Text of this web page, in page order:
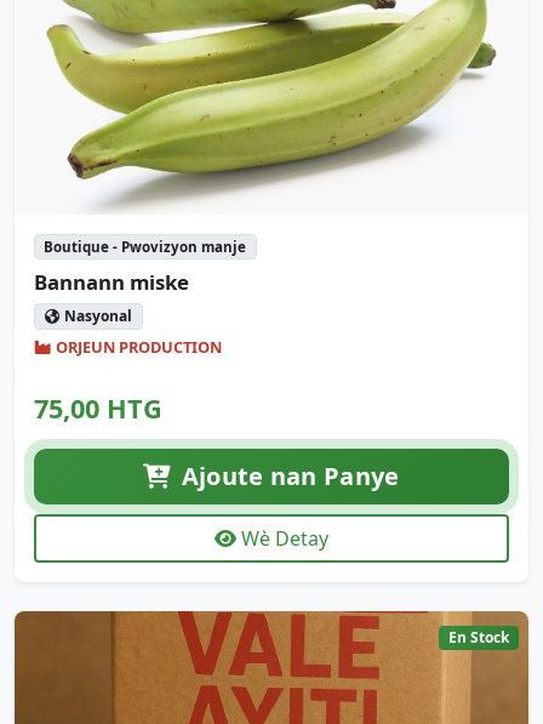
Boutique - Pwovizyon manje
Bannann miske
Nasyonal
ORJEUN PRODUCTION
75,00 HTG
Ajoute nan Panye
Wè Detay
En Stock